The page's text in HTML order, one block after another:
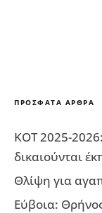
ΠΡΌΣΦΑΤΑ ΆΡΘΡΑ
ΚΟΤ 2025-2026:
δικαιούνται
Θλίψη για
Εύβοια: